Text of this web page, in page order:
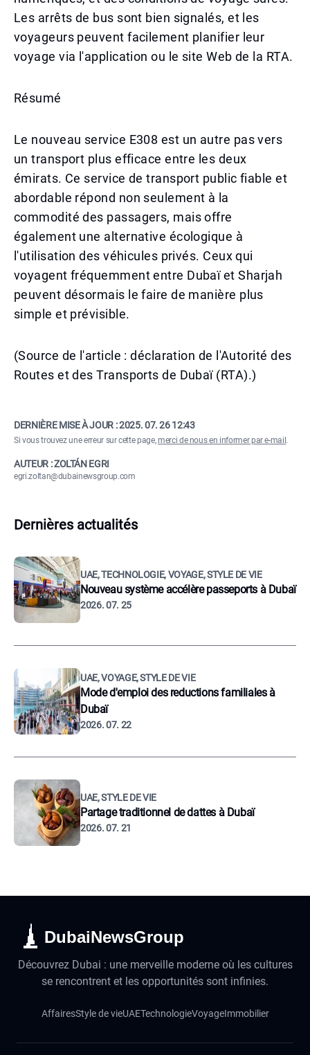
Les arrêts de bus sont bien signalés, et les
voyageurs peuvent facilement planifier leur
voyage via l'application ou le site Web de la RTA.
Résumé
Le nouveau service E308 est un autre pas vers
un transport plus efficace entre les deux
émirats. Ce service de transport public fiable et
abordable répond non seulement à la
commodité des passagers, mais offre
également une alternative écologique à
l'utilisation des véhicules privés. Ceux qui
voyagent fréquemment entre Dubaï et Sharjah
peuvent désormais le faire de manière plus
simple et prévisible.
(Source de l'article : déclaration de l'Autorité des
Routes et des Transports de Dubaï (RTA).)
DERNIÈRE MISE À JOUR :2025. 07. 26 12:43
Si vous trouvez une erreur sur cette page,merci de nous en informer par e-mail .
AUTEUR : ZOLTÁN EGRI
egri.zoltan@dubainewsgroup.com
Dernières actualités
UAE, TECHNOLOGIE, VOYAGE, STYLE DE VIE
Nouveau système accélère passeports à Dubaï
2026. 07. 25
UAE, VOYAGE, STYLE DE VIE
Mode d'emploi des reductions familiales à
Dubaï
2026. 07. 22
UAE, STYLE DE VIE
Partage traditionnel de dattes à Dubaï
2026. 07. 21
DubaiNewsGroup
Découvrez Dubai : une merveille moderne où les cultures
se rencontrent et les opportunités sont infinies.
AffairesStyle de vieUAETechnologieVoyageImmobilier